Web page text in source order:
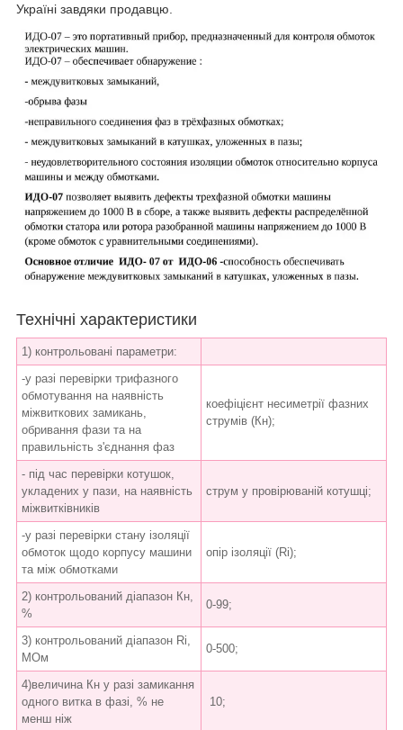
Україні завдяки продавцю.
Технічні характеристики
1) контрольовані параметри:
-у разі перевірки трифазного
обмотування на наявність
міжвиткових замикань,
обривання фази та на
правильність з'єднання фаз
коефіцієнт несиметрії фазних
струмів (Кн);
- під час перевірки котушок,
укладених у пази, на наявність
міжвитківників
струм у провірюваній котушці;
-у разі перевірки стану ізоляції
обмоток щодо корпусу машини
та між обмотками
опір ізоляції (Ri);
2) контрольований діапазон Кн,
%
0-99;
3) контрольований діапазон Ri,
МОм
0-500;
4)величина Кн у разі замикання
одного витка в фазі, % не
менш ніж
10;